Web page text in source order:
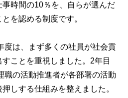
時間の10％を、自らが選んだ
を認める制度です。
度は、まず多くの社員が社会貢
ことを重視しました。2年目
職の活動推進者が各部署の活動
しする仕組みを整えました。